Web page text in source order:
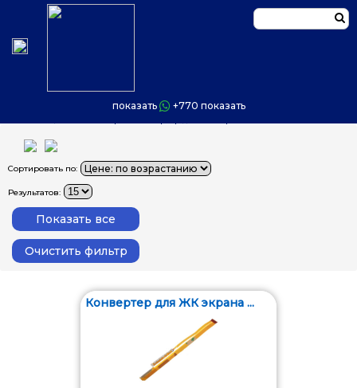
показать +770 показать
Сортировать по:
Результатов:
Конвертер для ЖК экрана ...